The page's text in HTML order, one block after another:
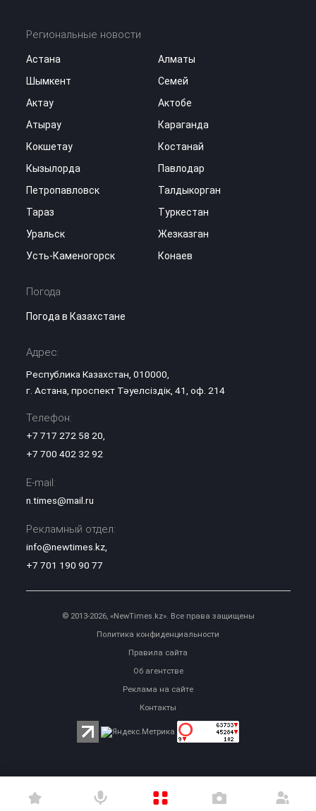
Региональные новости
Астана
Алматы
Шымкент
Семей
Актау
Актобе
Атырау
Караганда
Кокшетау
Костанай
Кызылорда
Павлодар
Петропавловск
Талдыкорган
Тараз
Туркестан
Уральск
Жезказган
Усть-Каменогорск
Конаев
Погода
Погода в Казахстане
Адрес:
Республика Казахстан, 010000,
г. Астана, проспект Тәуелсіздік, 41, оф. 214
Телефон:
+7 717 272 58 20,
+7 700 402 32 92
E-mail:
n.times@mail.ru
Рекламный отдел:
info@newtimes.kz,
+7 701 190 90 77
© 2013-2026, «NewTimes.kz». Все права защищены
Политика конфиденциальности
Правила сайта
Об агентстве
Реклама на сайте
Контакты